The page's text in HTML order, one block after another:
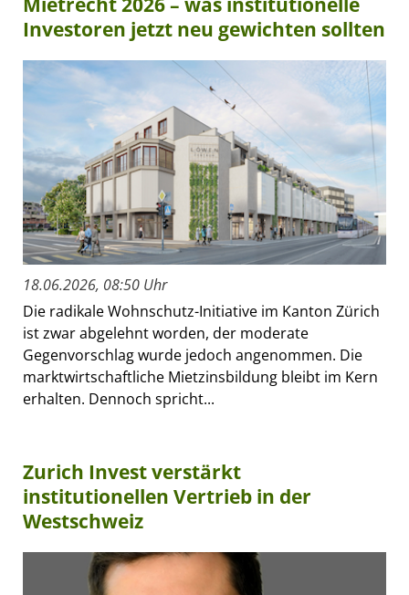
Investoren jetzt neu gewichten sollten
18.06.2026, 08:50 Uhr
Die radikale Wohnschutz-Initiative im Kanton Zürich
ist zwar abgelehnt worden, der moderate
Gegenvorschlag wurde jedoch angenommen. Die
marktwirtschaftliche Mietzinsbildung bleibt im Kern
erhalten. Dennoch spricht...
Zurich Invest verstärkt
institutionellen Vertrieb in der
Westschweiz